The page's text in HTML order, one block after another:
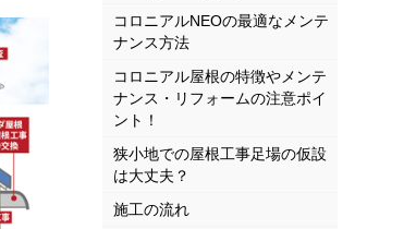
コロニアルNEOの最適なメンテ
ナンス方法
コロニアル屋根の特徴やメンテ
ナンス・リフォームの注意ポイ
ント！
狭小地での屋根工事足場の仮設
は大丈夫？
施工の流れ